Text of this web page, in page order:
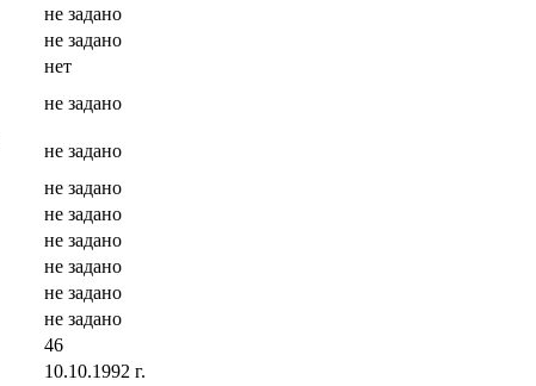
не задано
не задано
нет
не задано
не задано
не задано
не задано
не задано
не задано
не задано
не задано
46
10.10.1992 г.